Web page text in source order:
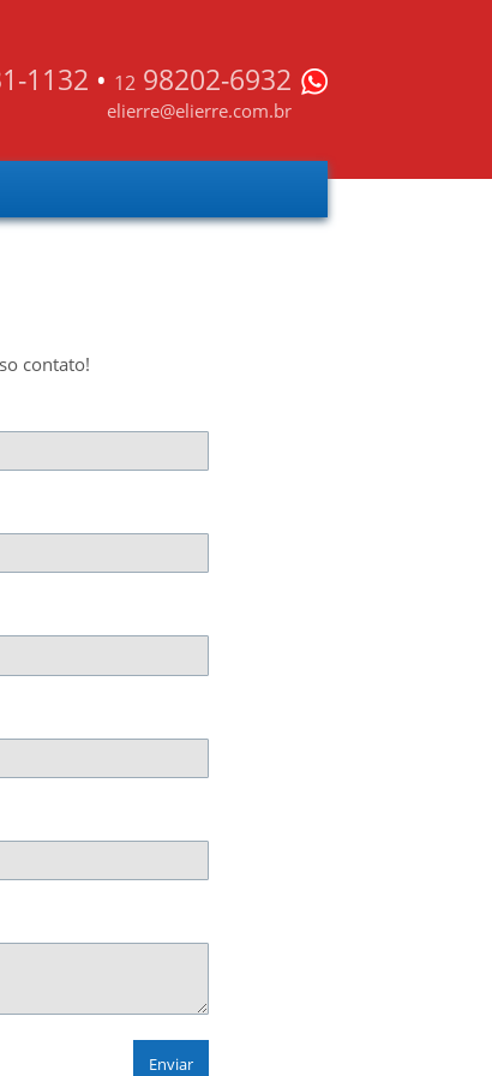
1132 • 12 98202-6932
elierre@elierre.com.br
contato!